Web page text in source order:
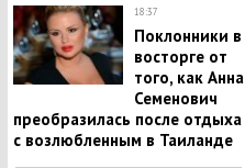
18:37
Поклонники в
восторге от
того, как Анна
Семенович
преобразилась после отдыха
с возлюбленным в Таиланде